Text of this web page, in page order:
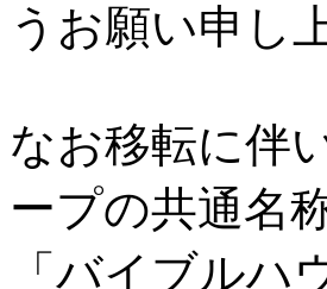
うお願い申し
なお移転に伴
ープの共通名
「バイブル